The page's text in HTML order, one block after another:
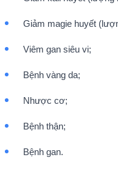
Giảm magie huyết
Viêm gan siêu vi;
Bệnh vàng da;
Nhược cơ;
Bệnh thận;
Bệnh gan.